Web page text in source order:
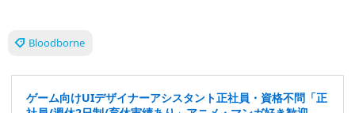
Bloodborne
ゲーム向けUIデザイナーアシスタント正社員・資格不問「正